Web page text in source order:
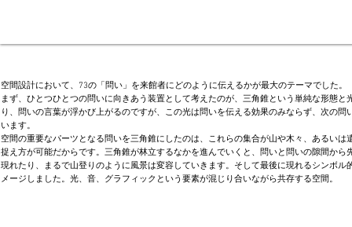
空間設計において、73の「問い」を来館者にどのように伝えるかが最大のテーマでした。
まず、ひとつひとつの問いに向きあう装置として考えたのが、三角錐という単純な形態と
り、問いの言葉が浮かび上がるのですが、この光は問いを伝える効果のみならず、次の
います。
空間の重要なパーツとなる問いを三角錐にしたのは、これらの集合が山や木々、あるい
捉え方が可能だからです。三角錐が林立するなかを進んでいくと、問いと問いの隙間か
現れたり、まるで山登りのように風景は変容していきます。そして最後に現れるシンボ
メージしました。光、音、グラフィックという要素が混じり合いながら共存する空間。